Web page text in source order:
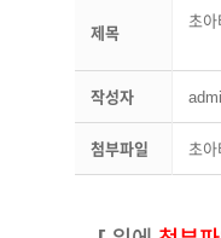
제목
초아
작성자
첨부파일 초